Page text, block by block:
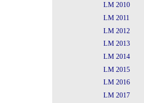
LM 2010
LM 2011
LM 2012
LM 2013
LM 2014
LM 2015
LM 2016
LM 2017